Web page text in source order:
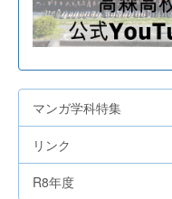
マンガ学科特集
リンク
R8年度